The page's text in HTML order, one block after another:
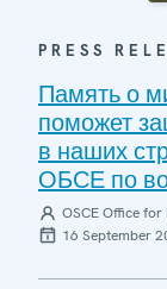
PRESS
Память о
поможет
в наших
ОБСЕ по
OSCE Office
16 September